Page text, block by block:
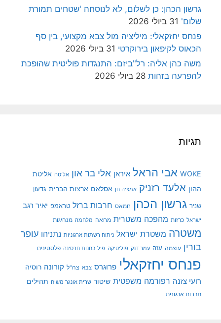
גרשון הכהן: כן לשלום, לא לנוסחה 'שטחים תמורת
שלום' 31 ביולי 2026
פנחס יחזקאלי: מיליציה מול צבא מקצועי, בין סף
הכאוס לקיפאון בירוקרטי 31 ביולי 2026
משה כהן אליה: רל"ביזם: התנגדות פוליטית שהופכת
להפרעה בזהות 28 ביולי 2026
תגיות
WOKE אבי הראל איראן אלי בר און אליטה אליטת
ההון אלעד רזניק אמציה חן אסלאם ארצות הברית גדעון
שניר גרשון הכהן חמאס חרבות ברזל טראמפ יאיר רגב
ישראל כרזות מהפכה משטרית מחאה מלחמה מנהיגות
משטרה משטרת ישראל ניתוח רשתות ארגוניות נתניהו עופר
בורין עוצמה עזה עמר דנק פוליטיקה פיל בחנות חרסינה פלסטינים
פנחס יחזקאלי פרוגרס צבא צה"ל קורונה רוסיה
רועי צזנה רפורמה משפטית שיטור שרית אונגר משיח תהילים
תרבות ארגונית